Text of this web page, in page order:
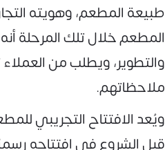
طبيعة المطعم، وهويته
المطعم خلال تلك المرحلة
والتطوير، ويطلب من
ملاحظاتهم.
ويُعد الافتتاح التجريبي
قبل الشروع في افتتاحه